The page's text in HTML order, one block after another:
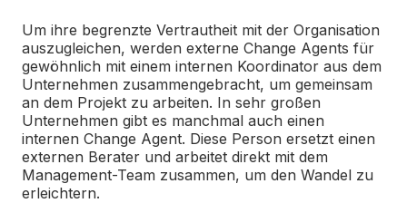
Um ihre begrenzte Vertrautheit mit der Organisation
auszugleichen, werden externe Change Agents für
gewöhnlich mit einem internen Koordinator aus dem
Unternehmen zusammengebracht, um gemeinsam
an dem Projekt zu arbeiten. In sehr großen
Unternehmen gibt es manchmal auch einen
internen Change Agent. Diese Person ersetzt einen
externen Berater und arbeitet direkt mit dem
Management-Team zusammen, um den Wandel zu
erleichtern.